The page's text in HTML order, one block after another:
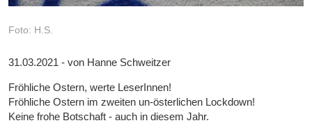
Foto: H.S.
31.03.2021 - von Hanne Schweitzer
Fröhliche Ostern, werte LeserInnen!
Fröhliche Ostern im zweiten un-österlichen Lockdown!
Keine frohe Botschaft - auch in diesem Jahr.